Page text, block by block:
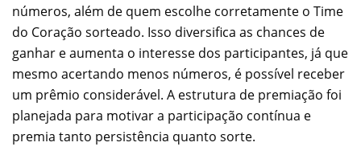
números, além de quem escolhe corretamente o Time
do Coração sorteado. Isso diversifica as chances de
ganhar e aumenta o interesse dos participantes, já que
mesmo acertando menos números, é possível receber
um prêmio considerável. A estrutura de premiação foi
planejada para motivar a participação contínua e
premia tanto persistência quanto sorte.